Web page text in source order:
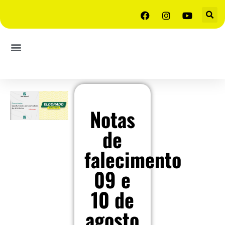
Notas
de
falecimento
09 e
10 de